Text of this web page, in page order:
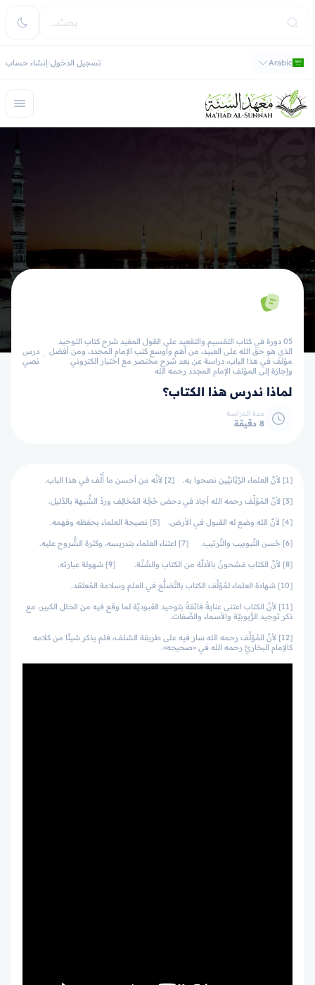
Arabic تسجيل الدخول إنشاء حساب
05 دورة في كتاب التقسيم والتقعيد على القول المفيد شرح كتاب التوحيد
الذي هو حق الله على العبيد، من أهم وأوسع كتب الإمام المجدد، ومن أفضل
مؤلف في هذا الباب، دراسة عن بعد شرح مختصر مع اختبار الكتروني
وإجازة إلى المؤلف الإمام المجدد رحمه الله
درس
نصي
لماذا ندرس هذا الكتاب؟
مدة الدراسة
8 دقيقة
[1] لأنَّ العلماء الرَّبَّانيِّين نصحوا به. [2] لأنَّه من أحسن ما أُلِّف في هذا الباب.
[3] لأنَّ المُؤلِّف رحمه الله أجاد في دحض حُجَّة المُخالِف وردِّ الشُّبهة بالدَّليل.
[4] لأنَّ الله وضع له القبول في الأرض. [5] نصيحة العلماء بحفظه وفهمه.
[6] حُسن التَّبوبيب والتَّرتيب. [7] اعتناء العلماء بتدريسه، وكثرة الشُّروح عليه.
[8] لأنَّ الكتاب مَشحونٌ بالأدلَّة من الكتاب والسُّنَّة. [9] سُهولة عبارته.
[10] شهادة العلماء لمُؤلِّف الكتاب بالتَّضلُّع في العلم وسلامة المُعتَقد.
[11] لأنَّ الكتاب اعتنى عنايةً فائقةً بتوحيد العُبوديَّة لما وقع فيه من الخلل الكبير، مع
ذكر توحيد الرُّبوبيَّة والأسماء والصِّفات.
[12] لأنَّ المُؤلِّف رحمه الله سار فيه على طريقة السَّلف، فلم يذكر شيئًا من كلامه
كالإمام البخاريِّ رحمه الله في «صحيحه».